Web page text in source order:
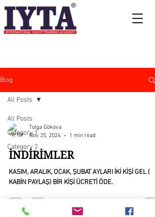
Blog
All Posts
Category 1
Category 2
All Posts
Tolga Gökova
Nov 25, 2024
1 min read
İNDİRİMLER
KASIM, ARALIK, OCAK, ŞUBAT AYLARI İKİ KİŞİ GEL (
KABİN PAYLAŞ) BİR KİŞİ ÜCRETİ ÖDE.